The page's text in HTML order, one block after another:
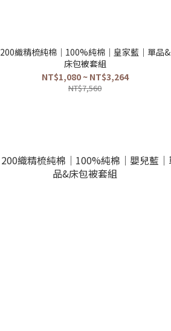
200織精梳純棉｜100%純棉｜皇家藍｜單品&
床包被套組
NT$1,080 ~ NT$3,264
NT$7,560